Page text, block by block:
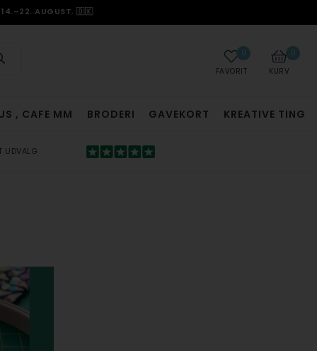
14.–22. AUGUST. 🇩🇰
0
KURV
0
FAVORIT
, CAFE MM BRODERI GAVEKORT KREATIVE TING
UDVALG